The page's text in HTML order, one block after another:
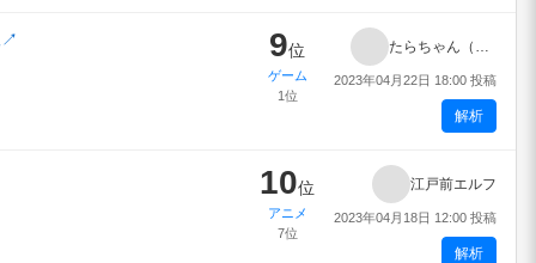
↗ 9位
ゲーム
1位
たらちゃん（英国面）
2023年04月22日 18:00 投稿
解析
10位
アニメ
7位
江戸前エルフ
2023年04月18日 12:00 投稿
解析